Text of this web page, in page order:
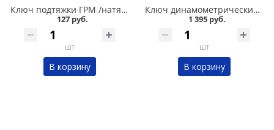
Ключ подтяжки ГРМ /натяжитель ролика/ 2108-2110-2112 Сервис ключ в Кургане
127 руб.
шт
В корзину
Ключ динамометрический шкальный 1/2 Сервис ключ в Кургане
1 395 руб.
шт
В корзину